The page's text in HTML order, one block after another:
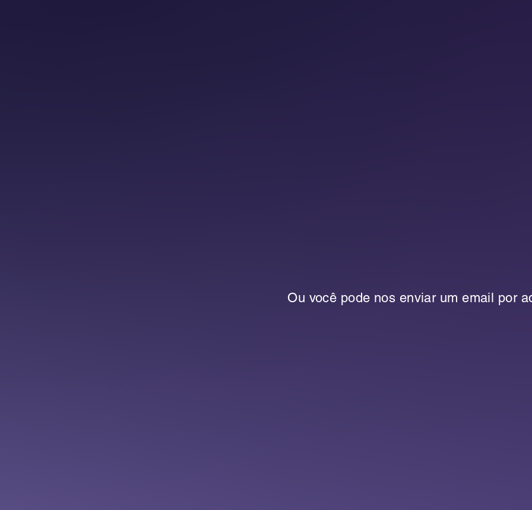
Ou você pode nos enviar um email por